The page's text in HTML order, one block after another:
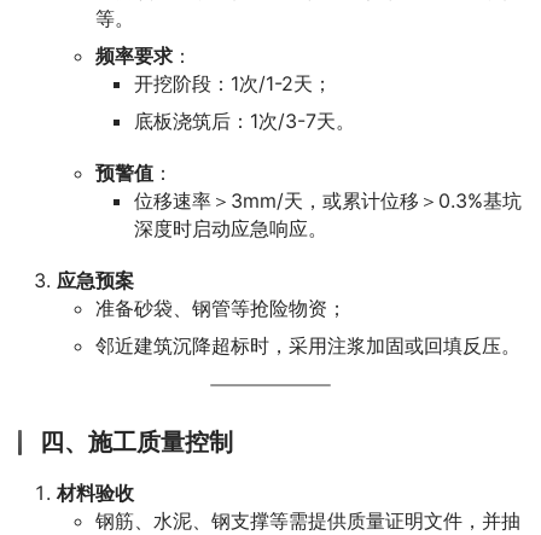
等。
频率要求 ：
开挖阶段：1次/1-2天；
底板浇筑后：1次/3-7天。
预警值 ：
位移速率＞3mm/天，或累计位移＞0.3%基坑
深度时启动应急响应。
应急预案
准备砂袋、钢管等抢险物资；
邻近建筑沉降超标时，采用注浆加固或回填反压。
四、施工质量控制
材料验收
钢筋、水泥、钢支撑等需提供质量证明文件，并抽